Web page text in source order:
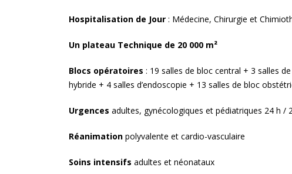
Hospitalisation de Jour : Médecine, Chirurgie et
Un plateau Technique de 20 000 m²
Blocs opératoires : 19 salles de bloc central + 3 salles
hybride + 4 salles d’endoscopie + 13 salles de bloc
Urgences adultes, gynécologiques et pédiatriques 24 h /
Réanimation polyvalente et cardio-vasculaire
Soins intensifs adultes et néonataux